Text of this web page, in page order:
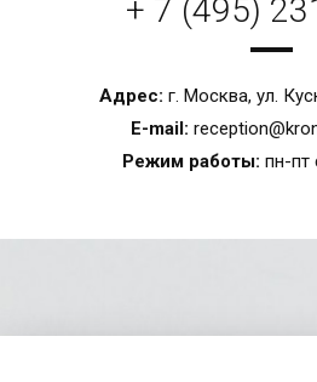
+ 7 (495)
Адрес: г. Москва, ул.
E-mail:
Режим работы: пн-пт